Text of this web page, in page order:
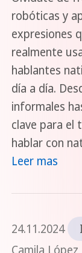
robóticas y
expresiones
realmente
hablantes
día a día.
informales
clave para el
hablar con
Leer mas
24.11.2024